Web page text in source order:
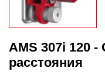
AMS 307i 120 -
расстояния